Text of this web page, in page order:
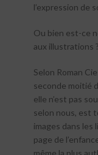
l’expression de
Ou bien est-ce
aux illustrations ?
Selon Roman
seconde moitié
elle n’est pas
selon nous, est
images dans les
page de